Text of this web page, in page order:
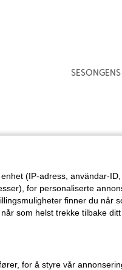
(IP-adress, användar-ID,
for personaliserte
finner du når
som helst trekke tilbake ditt
for å styre vår